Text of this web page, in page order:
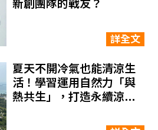
新創團隊的戰友？
詳全文
夏天不開冷氣也能清涼生
活！學習運用自然力「與
熱共生」，打造永續涼爽